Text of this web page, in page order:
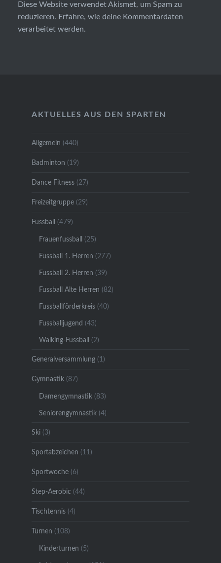
Diese Website verwendet Akismet, um Spam zu
reduzieren. Erfahre, wie deine Kommentardaten
verarbeitet werden.
AKTUELLES AUS DEN SPARTEN
Allgemein (440)
Badminton (19)
Dance Fitness(27)
Freizeitgruppe(29)
Fussball (479)
Frauenfussball (25)
Fussball 1. Herren (277)
Fussball 2. Herren (39)
Fussball Alte Herren (82)
Fussballförderkreis(40)
Fussballjugend (43)
Walking-Fussball (2)
Generalversammlung(1)
Gymnastik(87)
Damengymnastik(83)
Seniorengymnastik(4)
Ski(3)
Sportabzeichen (11)
Sportwoche(6)
Step-Aerobic (44)
Tischtennis(4)
Turnen (108)
Kinderturnen (5)